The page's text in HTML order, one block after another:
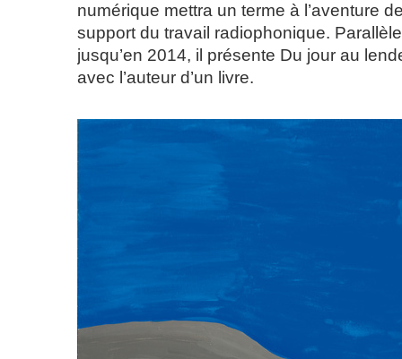
numérique mettra un terme à l’aventure
support du travail radiophonique.
jusqu’en 2014, il présente Du jour au
avec l’auteur d’un livre.